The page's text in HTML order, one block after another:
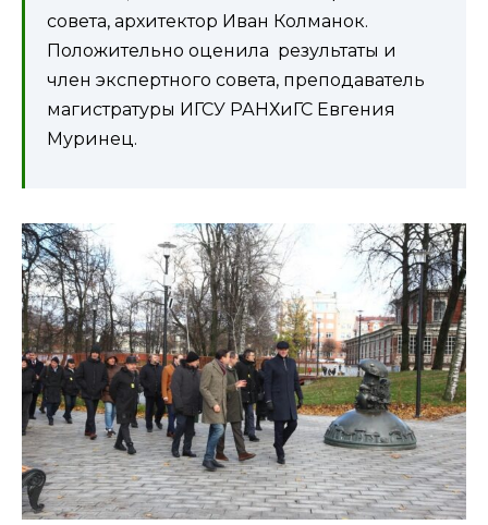
совета, архитектор Иван Колманок.
Положительно оценила результаты и
член экспертного совета, преподаватель
магистратуры ИГСУ РАНХиГС Евгения
Муринец.